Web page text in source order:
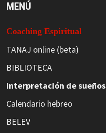
MENÚ
Coaching Espiritual
TANAJ online (beta)
BIBLIOTECA
Interpretación de sueños
Calendario hebreo
BELEV